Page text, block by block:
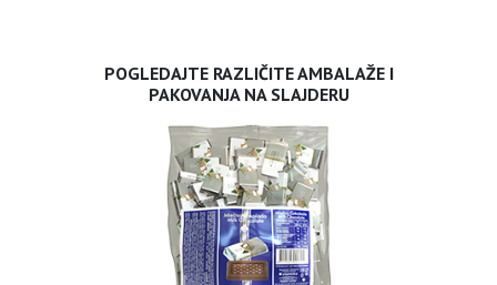
POGLEDAJTE RAZLIČITE AMBALAŽE I
PAKOVANJA NA SLAJDERU